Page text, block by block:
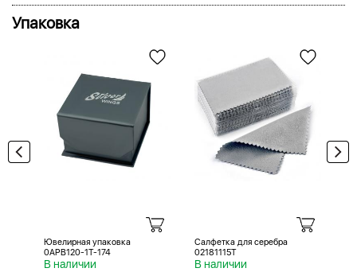
Упаковка
Ювелирная упаковка
0APB120-1T-174
В наличии
Салфетка для серебра
02181115T
В наличии